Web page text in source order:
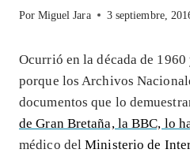
Por Miguel Jara 3 septiembre,
Ocurrió en la década de 1960
porque los Archivos
documentos que lo
de Gran Bretaña, la BBC, lo
médico delMinisterio de